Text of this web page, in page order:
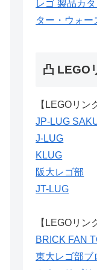
レゴ 製品カ
ター・ウォー
凸 LEGO
【LEGOリン
JP-LUG
J-LUG
KLUG
阪大レゴ部
JT-LUG
【LEGOリン
BRICK FAN
東大レゴ部ブ